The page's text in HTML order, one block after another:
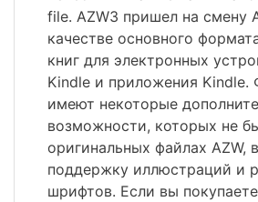
file. AZW3 пришел на смену
качестве основного
книг для электронных
Kindle и приложения Kindle.
имеют некоторые
возможности, которых не
оригинальных файлах AZW,
поддержку иллюстраций и
шрифтов. Если вы